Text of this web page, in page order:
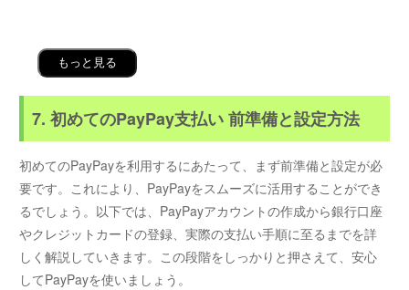
もっと見る
7. 初めてのPayPay支払い 前準備と設定方法
初めてのPayPayを利用するにあたって、まず前準備と設定が必
要です。これにより、PayPayをスムーズに活用することができ
るでしょう。以下では、PayPayアカウントの作成から銀行口座
やクレジットカードの登録、実際の支払い手順に至るまでを詳
しく解説していきます。この段階をしっかりと押さえて、安心
してPayPayを使いましょう。